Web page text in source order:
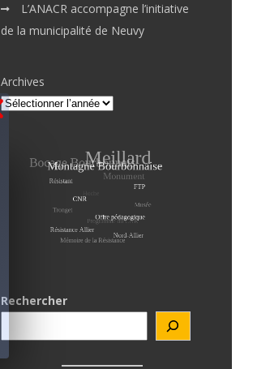
L’ANACR accompagne l’initiative
de la municipalité de Neuvy
Archives
Rechercher